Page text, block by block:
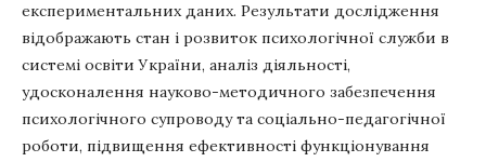
експериментальних даних. Результати дослідження
відображають стан і розвиток психологічної служби в
системі освіти України, аналіз діяльності,
удосконалення науково-методичного забезпечення
психологічного супроводу та соціально-педагогічної
роботи, підвищення ефективності функціонування